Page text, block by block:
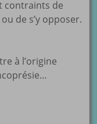
contraints de
de s’y opposer.
à l’origine